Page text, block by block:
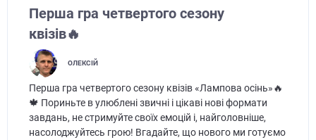
Перша гра четвертого сезону
квізів🔥
ОЛЕКСІЙ
Перша гра четвертого сезону квізів «Лампова осінь»🔥
🍁 Пориньте в улюблені звичні і цікаві нові формати
завдань, не стримуйте своїх емоцій і, найголовніше,
насолоджуйтесь грою! Вгадайте, що нового ми готуємо